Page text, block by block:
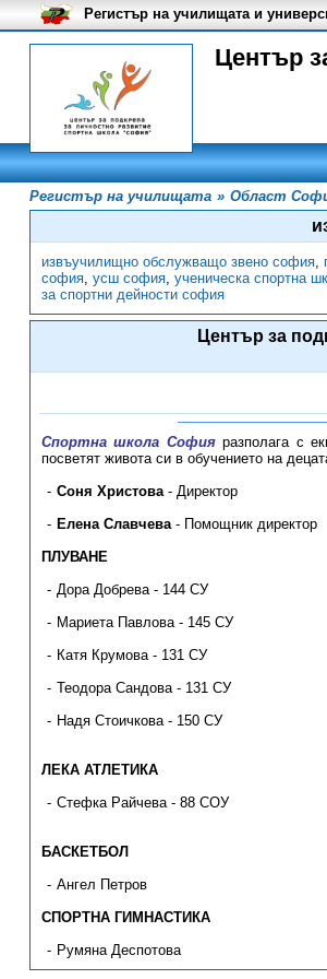
Център
Регистър на училищата и
Регистър на училищата » Област
извъучилищно обслужващо звено софия,
софия, усш софия, ученическа спортна
за спортни дейности софия
Център за
Спортна школа Софияразполага с
посветят живота си в обучението на
Соня Христова- Директор
Елена Славчева- Помощник директор
ПЛУВАНЕ
Дора Добрева - 144 СУ
Мариета Павлова - 145 СУ
Катя Крумова - 131 СУ
Теодора Сандова - 131 СУ
Надя Стоичкова - 150 СУ
ЛЕКА АТЛЕТИКА
Стефка Райчева - 88 СОУ
БАСКЕТБОЛ
Ангел Петров
СПОРТНА ГИМНАСТИКА
Румяна Деспотова